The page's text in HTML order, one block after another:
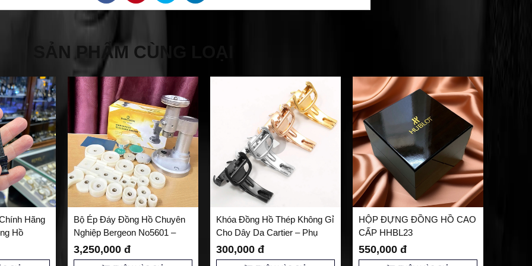
SẢN PHẨM CÙNG LOẠI
Hãng
Hồ
Bộ Ép Đáy Đồng Hồ Chuyên
Nghiệp Bergeon No5601 –
Giải Pháp Hoàn Hảo Cho Thợ
Sửa Đồng Hồ
3,250,000 đ
Khóa Đồng Hồ Thép Không Gỉ
Cho Dây Da Cartier – Phụ
Kiện Thay Thế Cao Cấp
300,000 đ
HỘP ĐỰNG ĐỒNG HỒ CAO
CẤP HHBL23
550,000 đ